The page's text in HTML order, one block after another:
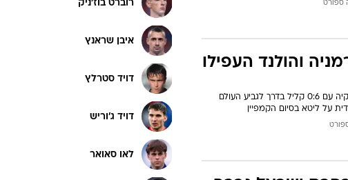
ספורט
והולנד העפילו
המנשאפט לא התקשו מול סלובקיה עם 0:6 קליל בדרך לגביע העולם
רוברט בוז'ניק
איבן שראנץ
דויד סטרלץ
דויד ג'וריש
לאו סאואר